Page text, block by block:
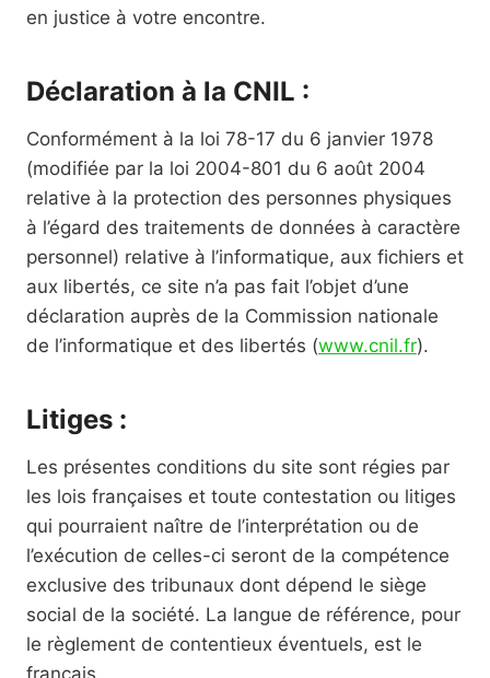
en justice à votre encontre.
Déclaration à la CNIL :
Conformément à la loi 78-17 du 6 janvier 1978
(modifiée par la loi 2004-801 du 6 août 2004
relative à la protection des personnes physiques
à l’égard des traitements de données à caractère
personnel) relative à l’informatique, aux fichiers et
aux libertés, ce site n’a pas fait l’objet d’une
déclaration auprès de la Commission nationale
de l’informatique et des libertés (www.cnil.fr).
Litiges :
Les présentes conditions du site sont régies par
les lois françaises et toute contestation ou litiges
qui pourraient naître de l’interprétation ou de
l’exécution de celles-ci seront de la compétence
exclusive des tribunaux dont dépend le siège
social de la société. La langue de référence, pour
le règlement de contentieux éventuels, est le
français.